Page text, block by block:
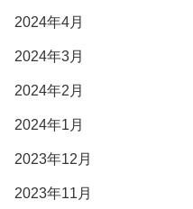
2024年4月
2024年3月
2024年2月
2024年1月
2023年12月
2023年11月